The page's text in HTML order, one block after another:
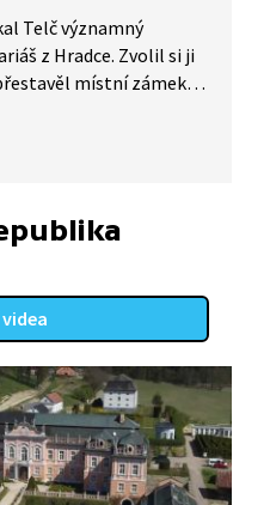
Telč významný
z Hradce. Zvolil si ji
místní zámek.
z českých
za pánů z Hradce
krásy, ale